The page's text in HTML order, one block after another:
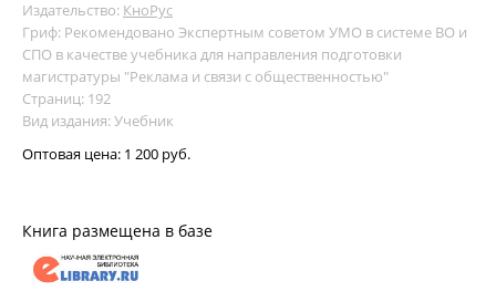
Издательство: КноРус
Гриф: Рекомендовано Экспертным советом УМО в системе ВО и
СПО в качестве учебника для направления подготовки
магистратуры "Реклама и связи с общественностью"
Страниц: 192
Вид издания: Учебник
Оптовая цена: 1 200 руб.
Книга размещена в базе